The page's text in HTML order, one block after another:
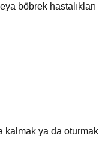
böbrek hastalıkları
kalmak ya da oturmak